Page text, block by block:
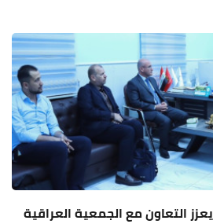
التعاون مع الجمعية العراقية